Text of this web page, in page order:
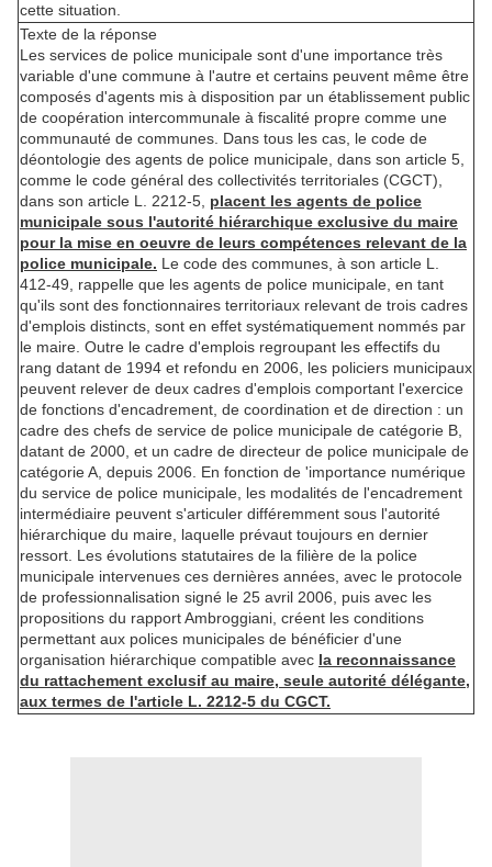
cette situation.
Texte de la réponse
Les services de police municipale sont d'une importance très
variable d'une commune à l'autre et certains peuvent même être
composés d'agents mis à disposition par un établissement public
de coopération intercommunale à fiscalité propre comme une
communauté de communes. Dans tous les cas, le code de
déontologie des agents de police municipale, dans son article 5,
comme le code général des collectivités territoriales (CGCT),
dans son article L. 2212-5, placent les agents de police
municipale sous l'autorité hiérarchique exclusive du maire
pour la mise en oeuvre de leurs compétences relevant de la
police municipale. Le code des communes, à son article L.
412-49, rappelle que les agents de police municipale, en tant
qu'ils sont des fonctionnaires territoriaux relevant de trois cadres
d'emplois distincts, sont en effet systématiquement nommés par
le maire. Outre le cadre d'emplois regroupant les effectifs du
rang datant de 1994 et refondu en 2006, les policiers municipaux
peuvent relever de deux cadres d'emplois comportant l'exercice
de fonctions d'encadrement, de coordination et de direction : un
cadre des chefs de service de police municipale de catégorie B,
datant de 2000, et un cadre de directeur de police municipale de
catégorie A, depuis 2006. En fonction de 'importance numérique
du service de police municipale, les modalités de l'encadrement
intermédiaire peuvent s'articuler différemment sous l'autorité
hiérarchique du maire, laquelle prévaut toujours en dernier
ressort. Les évolutions statutaires de la filière de la police
municipale intervenues ces dernières années, avec le protocole
de professionnalisation signé le 25 avril 2006, puis avec les
propositions du rapport Ambroggiani, créent les conditions
permettant aux polices municipales de bénéficier d'une
organisation hiérarchique compatible avec la reconnaissance
du rattachement exclusif au maire, seule autorité délégante,
aux termes de l'article L. 2212-5 du CGCT.